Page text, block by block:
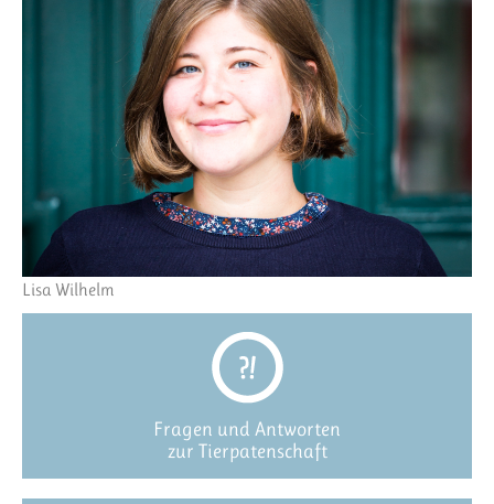
Lisa Wilhelm
Fragen und Antworten
zur Tierpatenschaft